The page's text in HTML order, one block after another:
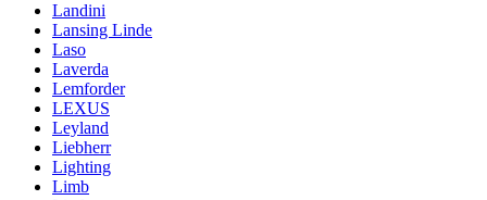
Landini
Lansing Linde
Laso
Laverda
Lemforder
LEXUS
Leyland
Liebherr
Lighting
Limb